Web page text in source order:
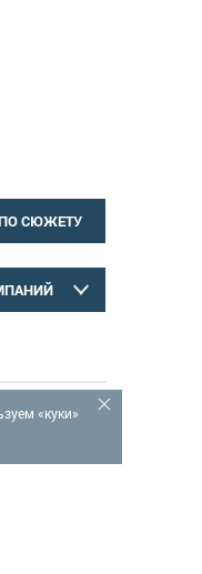
СЮЖЕТУ
«куки»